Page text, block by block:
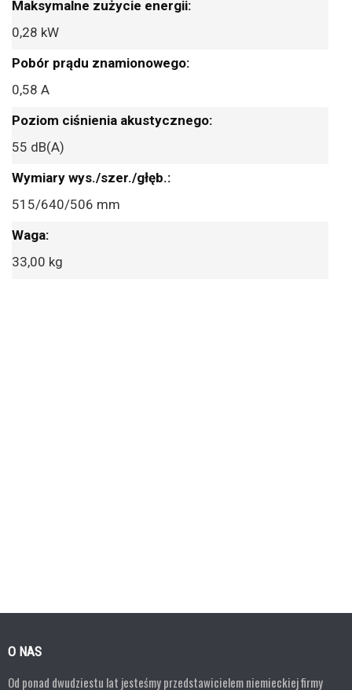
0,28 kW
0,58 A
55 dB(A)
515/640/506 mm
33,00 kg
O NAS
Od ponad dwudziestu lat jesteśmy przedstawicielem niemieckiej firmy